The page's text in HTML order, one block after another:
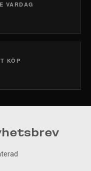
VARDAG
KÖP